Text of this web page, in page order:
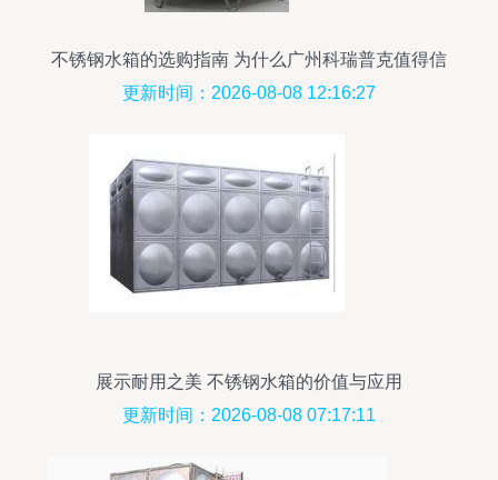
不锈钢水箱的选购指南 为什么广州科瑞普克值得信
赖
更新时间：2026-08-08 12:16:27
展示耐用之美 不锈钢水箱的价值与应用
更新时间：2026-08-08 07:17:11